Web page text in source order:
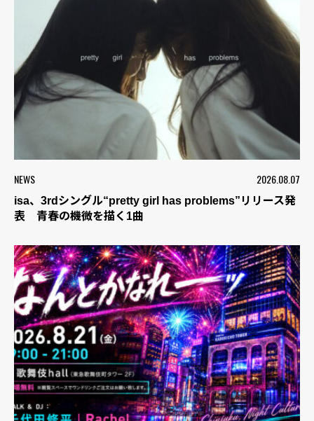
NEWS 2026.08.07
isa、3rdシングル“pretty girl has problems”リリース発
表 青春の機微を描く1曲